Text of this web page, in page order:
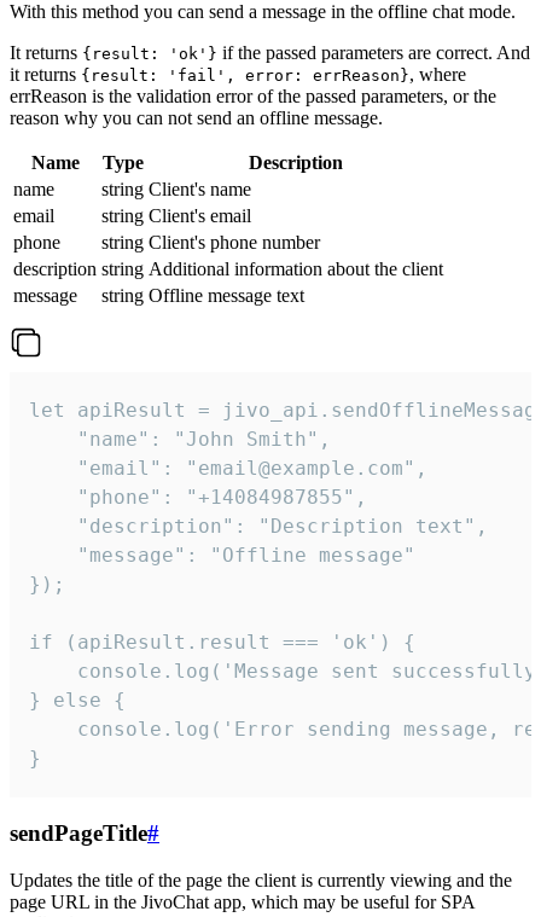
With this method you can send a message in the offline chat mode.
It returns {result: 'ok'} if the passed parameters are correct. And
it returns {result: 'fail', error: errReason}, where
errReason is the validation error of the passed parameters, or the
reason why you can not send an offline message.
Name Type
Description
name
string Client's name
email
string Client's email
phone
string Client's phone number
description string Additional information about the client
message
string Offline message text
let apiResult =
    "name": "John Smith",
    "email": "email@example.com",
    "phone": "+14084987855",
    "description": "Description text",
    "message": "Offline message"
});
if (apiResult.result === 'ok') {
console.log('Message sent
} else {
console.log('Error sending message,
}
sendPageTitle#
Updates the title of the page the client is currently viewing and the
page URL in the JivoChat app, which may be useful for SPA